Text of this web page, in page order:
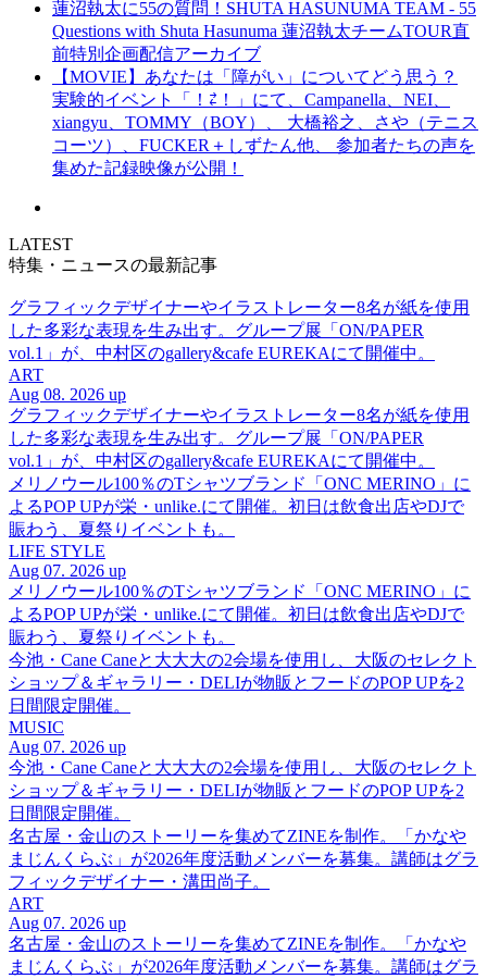
蓮沼執太に55の質問！SHUTA HASUNUMA TEAM - 55
Questions with Shuta Hasunuma 蓮沼執太チームTOUR直
前特別企画配信アーカイブ
【MOVIE】あなたは「障がい」についてどう思う？
実験的イベント「！⇄！」にて、Campanella、NEI、
xiangyu、TOMMY（BOY）、 大橋裕之、さや（テニス
コーツ）、FUCKER＋しずたん他、 参加者たちの声を
集めた記録映像が公開！
LATEST
特集・ニュースの最新記事
グラフィックデザイナーやイラストレーター8名が紙を使用
した多彩な表現を生み出す。グループ展「ON/PAPER
vol.1」が、中村区のgallery&cafe EUREKAにて開催中。
ART
Aug 08. 2026 up
グラフィックデザイナーやイラストレーター8名が紙を使用
した多彩な表現を生み出す。グループ展「ON/PAPER
vol.1」が、中村区のgallery&cafe EUREKAにて開催中。
メリノウール100％のTシャツブランド「ONC MERINO」に
よるPOP UPが栄・unlike.にて開催。初日は飲食出店やDJで
賑わう、夏祭りイベントも。
LIFE STYLE
Aug 07. 2026 up
メリノウール100％のTシャツブランド「ONC MERINO」に
よるPOP UPが栄・unlike.にて開催。初日は飲食出店やDJで
賑わう、夏祭りイベントも。
今池・Cane Caneと大大大の2会場を使用し、大阪のセレクト
ショップ＆ギャラリー・DELIが物販とフードのPOP UPを2
日間限定開催。
MUSIC
Aug 07. 2026 up
今池・Cane Caneと大大大の2会場を使用し、大阪のセレクト
ショップ＆ギャラリー・DELIが物販とフードのPOP UPを2
日間限定開催。
名古屋・金山のストーリーを集めてZINEを制作。「かなや
まじんくらぶ」が2026年度活動メンバーを募集。講師はグラ
フィックデザイナー・溝田尚子。
ART
Aug 07. 2026 up
名古屋・金山のストーリーを集めてZINEを制作。「かなや
まじんくらぶ」が2026年度活動メンバーを募集。講師はグラ